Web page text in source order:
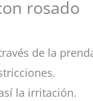
rosado
de la
la irritación.